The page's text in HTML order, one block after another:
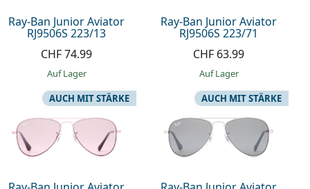
Ray-Ban Junior Aviator
RJ9506S 223/13
CHF 74.99
auf Lager
Ray-Ban Junior Aviator
RJ9506S 223/71
CHF 63.99
auf Lager
AUCH MIT STÄRKE AUCH MIT STÄRKE